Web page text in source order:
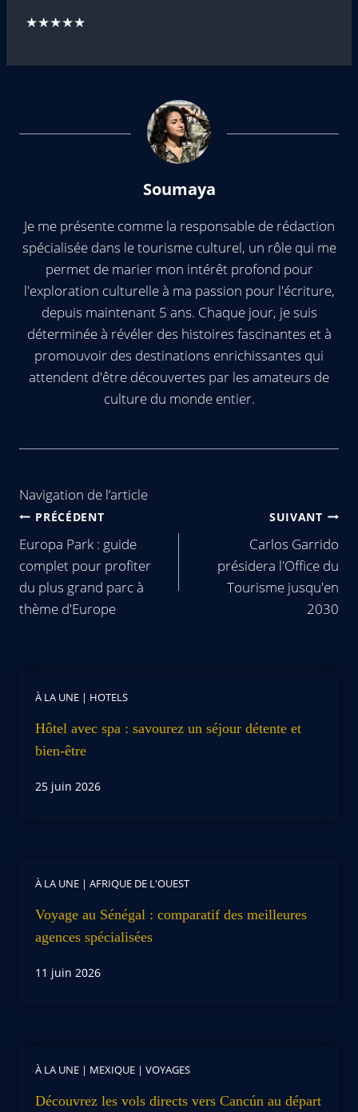
★★★★★
Soumaya
Je me présente comme la responsable de rédaction
spécialisée dans le tourisme culturel, un rôle qui me
permet de marier mon intérêt profond pour
l'exploration culturelle à ma passion pour l'écriture,
depuis maintenant 5 ans. Chaque jour, je suis
déterminée à révéler des histoires fascinantes et à
promouvoir des destinations enrichissantes qui
attendent d'être découvertes par les amateurs de
culture du monde entier.
Navigation de l’article
PRÉCÉDENT
Europa Park : guide
complet pour profiter
du plus grand parc à
thème d'Europe
SUIVANT
Carlos Garrido
présidera l'Office du
Tourisme jusqu'en
2030
À LA UNE | HOTELS
Hôtel avec spa : savourez un séjour détente et
bien-être
25 juin 2026
À LA UNE | AFRIQUE DE L'OUEST
Voyage au Sénégal : comparatif des meilleures
agences spécialisées
11 juin 2026
À LA UNE | MEXIQUE | VOYAGES
Découvrez les vols directs vers Cancún au départ